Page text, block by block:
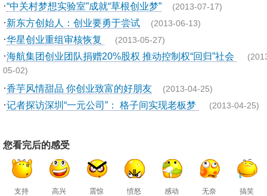
·“中关村梦想实验室”成就“草根创业梦” (2013-07-17)
·新东方创始人：创业要勇于尝试 (2013-06-13)
·华星创业重组审核恢复 (2013-05-27)
·海航集团创业团队捐赠20%股权 推动控制权“回归”社会
05-02)
·香芋风情甜品 你创业致富的好朋友 (2013-04-25)
·记者探访深圳“一元公司”： 格子间实现老板梦 (2013-04-25)
您看完后的感受
支持 高兴 震惊 愤怒 感动 无奈 搞笑